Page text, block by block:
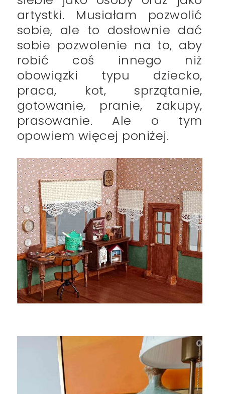
artystki. Musiałam pozwolić
sobie, ale to dosłownie dać
sobie pozwolenie na to, aby
robić coś innego niż
obowiązki typu dziecko,
praca, kot, sprzątanie,
gotowanie, pranie, zakupy,
prasowanie. Ale o tym
opowiem więcej poniżej.